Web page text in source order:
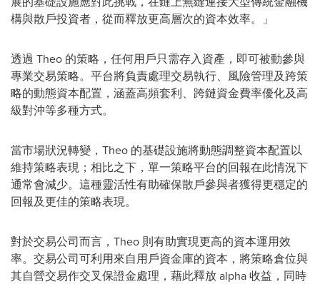
構與散戶投資者，從而釋放更高層次的資本效率。」
透過 Theo 的策略，任何用戶只需存入資產，即可被動參與
專業交易策略。平台將負責處理交易執行、風險管理及跨策
略的動態資本配置，涵蓋高頻套利、跨鏈資金費率優化及高
級對沖等多種方式。
當市場狀況轉變，Theo 的基礎設施將動態調整資本配置以
維持策略表現；相比之下，單一策略平台的回報在此情況下
通常會減少。這種靈活性有助確保散戶參與者獲得更穩定的
回報及更佳的策略表現。
對於交易公司而言，Theo 則有助實現更高的資本運用效
率。交易公司可利用來自用戶資金庫的資本，將策略倉位與
其自營交易作交叉保證金處理，藉此釋放 alpha 收益，同時